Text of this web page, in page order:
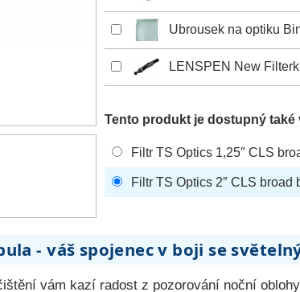
Ubrousek na optiku
LENSPEN New
Tento produkt je dostupný
Filtr TS Optics 1,25″ CLS
Filtr TS Optics 2″ CLS broad
- váš spojenec v boji se
vám kazí radost z pozorování noční